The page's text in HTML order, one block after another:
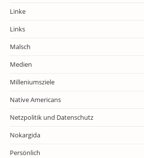
Linke
Links
Malsch
Medien
Milleniumsziele
Native Americans
Netzpolitik und Datenschutz
Nokargida
Persönlich